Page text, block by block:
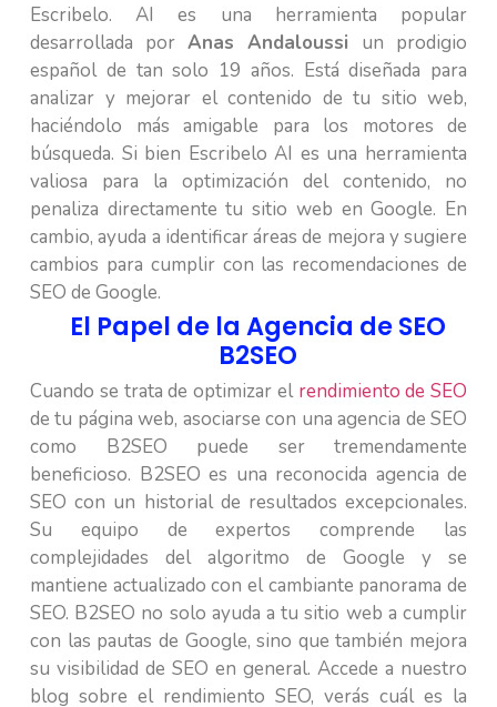
Escribelo. AI es una herramienta popular
desarrollada por Anas Andaloussi un prodigio
español de tan solo 19 años. Está diseñada para
analizar y mejorar el contenido de tu sitio web,
haciéndolo más amigable para los motores de
búsqueda. Si bien Escribelo AI es una herramienta
valiosa para la optimización del contenido, no
penaliza directamente tu sitio web en Google. En
cambio, ayuda a identificar áreas de mejora y sugiere
cambios para cumplir con las recomendaciones de
SEO de Google.
El Papel de la Agencia de SEO
B2SEO
Cuando se trata de optimizar el rendimiento de SEO
de tu página web, asociarse con una agencia de SEO
como B2SEO puede ser tremendamente
beneficioso. B2SEO es una reconocida agencia de
SEO con un historial de resultados excepcionales.
Su equipo de expertos comprende las
complejidades del algoritmo de Google y se
mantiene actualizado con el cambiante panorama de
SEO. B2SEO no solo ayuda a tu sitio web a cumplir
con las pautas de Google, sino que también mejora
su visibilidad de SEO en general. Accede a nuestro
blog sobre el rendimiento SEO, verás cuál es la